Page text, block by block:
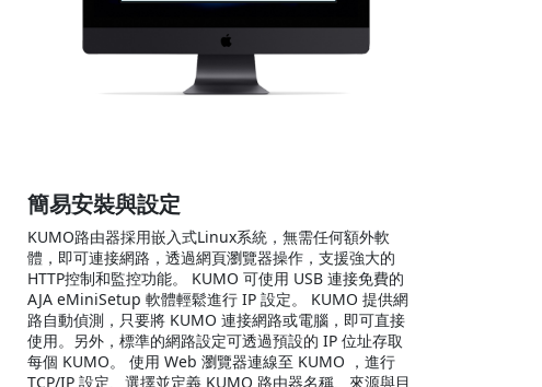
簡易安裝與設定
KUMO路由器採用嵌入式Linux系統，無需任何額外軟
體，即可連接網路，透過網頁瀏覽器操作，支援強大的
HTTP控制和監控功能。 KUMO 可使用 USB 連接免費的
AJA eMiniSetup 軟體輕鬆進行 IP 設定。 KUMO 提供網
路自動偵測，只要將 KUMO 連接網路或電腦，即可直接
使用。另外，標準的網路設定可透過預設的 IP 位址存取
每個 KUMO。 使用 Web 瀏覽器連線至 KUMO ，進行
TCP/IP 設定、選擇並定義 KUMO 路由器名稱、來源與目